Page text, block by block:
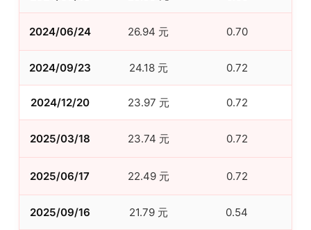
2024/06/24 26.94 元 0.70
2024/09/23 24.18 元 0.72
2024/12/20 23.97 元 0.72
2025/03/18 23.74 元 0.72
2025/06/17 22.49 元 0.72
2025/09/16 21.79 元 0.54